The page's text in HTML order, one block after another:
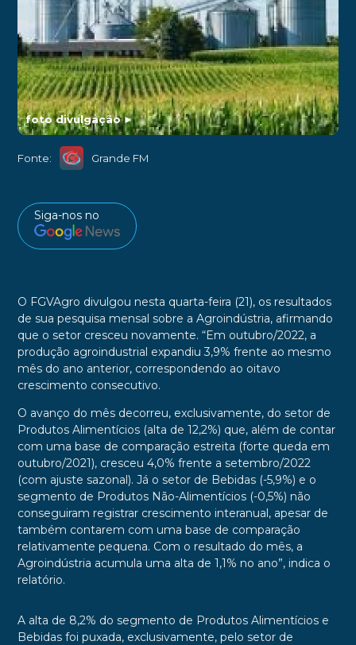
foto divulgação►
Fonte: Grande FM
Siga-nos no
O FGVAgro divulgou nesta quarta-feira (21), os resultados
de sua pesquisa mensal sobre a Agroindústria, afirmando
que o setor cresceu novamente. “Em outubro/2022, a
produção agroindustrial expandiu 3,9% frente ao mesmo
mês do ano anterior, correspondendo ao oitavo
crescimento consecutivo.
O avanço do mês decorreu, exclusivamente, do setor de
Produtos Alimentícios (alta de 12,2%) que, além de contar
com uma base de comparação estreita (forte queda em
outubro/2021), cresceu 4,0% frente a setembro/2022
(com ajuste sazonal). Já o setor de Bebidas (-5,9%) e o
segmento de Produtos Não-Alimentícios (-0,5%) não
conseguiram registrar crescimento interanual, apesar de
também contarem com uma base de comparação
relativamente pequena. Com o resultado do mês, a
Agroindústria acumula uma alta de 1,1% no ano”, indica o
relatório.
A alta de 8,2% do segmento de Produtos Alimentícios e
Bebidas foi puxada, exclusivamente, pelo setor de